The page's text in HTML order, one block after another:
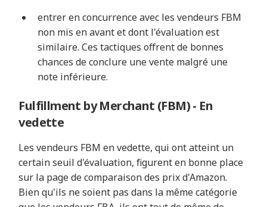
entrer en concurrence avec les vendeurs FBM
non mis en avant et dont l'évaluation est
similaire. Ces tactiques offrent de bonnes
chances de conclure une vente malgré une
note inférieure.
Fulfillment by Merchant (FBM) - En
vedette
Les vendeurs FBM en vedette, qui ont atteint un
certain seuil d'évaluation, figurent en bonne place
sur la page de comparaison des prix d'Amazon.
Bien qu'ils ne soient pas dans la même catégorie